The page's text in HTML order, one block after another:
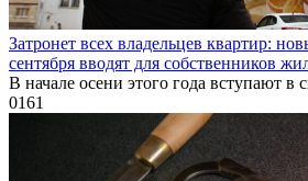
Затронет всех владельцев квартир:
сентября вводят для собственников
В начале осени этого года вступают в
0161